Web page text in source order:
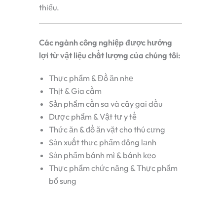
thiểu.
Các ngành công nghiệp được hưởng
lợi từ vật liệu chất lượng của chúng tôi:
Thực phẩm & Đồ ăn nhẹ
Thịt & Gia cầm
Sản phẩm cần sa và cây gai dầu
Dược phẩm & Vật tư y tế
Thức ăn & đồ ăn vặt cho thú cưng
Sản xuất thực phẩm đông lạnh
Sản phẩm bánh mì & bánh kẹo
Thực phẩm chức năng & Thực phẩm
bổ sung